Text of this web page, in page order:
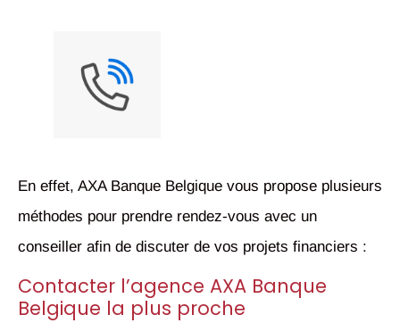
En effet, AXA Banque Belgique vous propose plusieurs
méthodes pour prendre rendez-vous avec un
conseiller afin de discuter de vos projets financiers :
Contacter l’agence AXA Banque
Belgique la plus proche